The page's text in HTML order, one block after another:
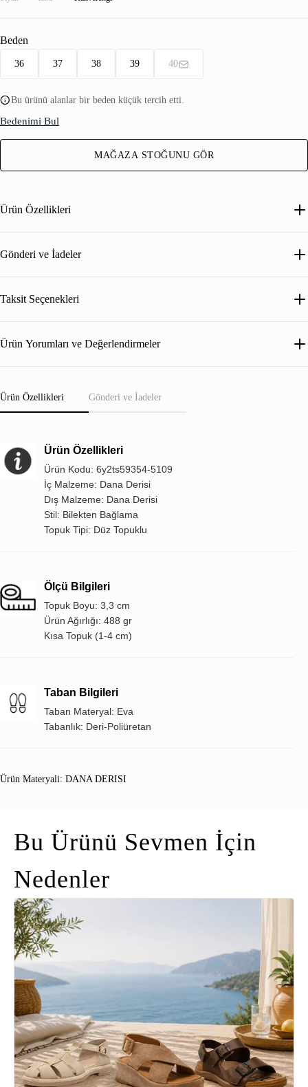
Beden
36 37 38 39 40
Bu ürünü alanlar bir beden küçük tercih etti.
Bedenimi Bul
MAĞAZA STOĞUNU GÖR
Ürün Özellikleri
Gönderi ve İadeler
Taksit Seçenekleri
Ürün Yorumları ve Değerlendirmeler
Ürün Özellikleri Gönderi ve İadeler
Ürün Özellikleri
Ürün Kodu: 6y2ts59354-5109
İç Malzeme: Dana Derisi
Dış Malzeme: Dana Derisi
Stil: Bilekten Bağlama
Topuk Tipi: Düz Topuklu
Ölçü Bilgileri
Topuk Boyu: 3,3 cm
Ürün Ağırlığı: 488 gr
Kısa Topuk (1-4 cm)
Taban Bilgileri
Taban Materyal: Eva
Tabanlık: Deri-Poliüretan
Ürün Materyali: DANA DERISI
Bu Ürünü Sevmen İçin
Nedenler